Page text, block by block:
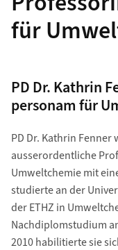
für
PD Dr. Kathrin
personam für
PD Dr. Kathrin Fenner
ausserordentliche
Umweltchemie mit
studierte an der
der ETHZ in
Nachdiplomstudium
2010 habilitierte sie